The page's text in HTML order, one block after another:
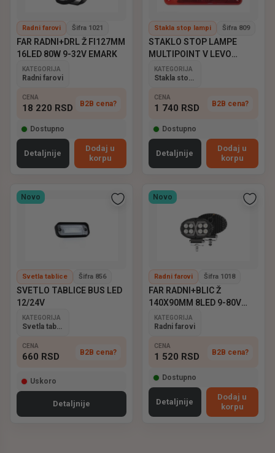
Radni farovi Šifra 1021
FAR RADNI+DRL Ž FI127MM
16LED 80W 9-32V EMARK
KATEGORIJA
Radni farovi
CENA
18 220 RSD B2B cena?
Dostupno
Detaljnije
Dodaj u
korpu
Stakla stop lampi Šifra 809
STAKLO STOP LAMPE
MULTIPOINT V LEVO
ASPOCK
KATEGORIJA
Stakla stop lampi
CENA
1 740 RSD B2B cena?
Dostupno
Detaljnije
Dodaj u
korpu
Novo
Svetla tablice Šifra 856
SVETLO TABLICE BUS LED
12/24V
KATEGORIJA
Svetla tablice
CENA
660 RSD B2B cena?
Uskoro
Detaljnije
Novo
Radni farovi Šifra 1018
FAR RADNI+BLIC Ž
140X90MM 8LED 9-80V
EMARK
KATEGORIJA
Radni farovi
CENA
1 520 RSD B2B cena?
Dostupno
Detaljnije
Dodaj u
korpu